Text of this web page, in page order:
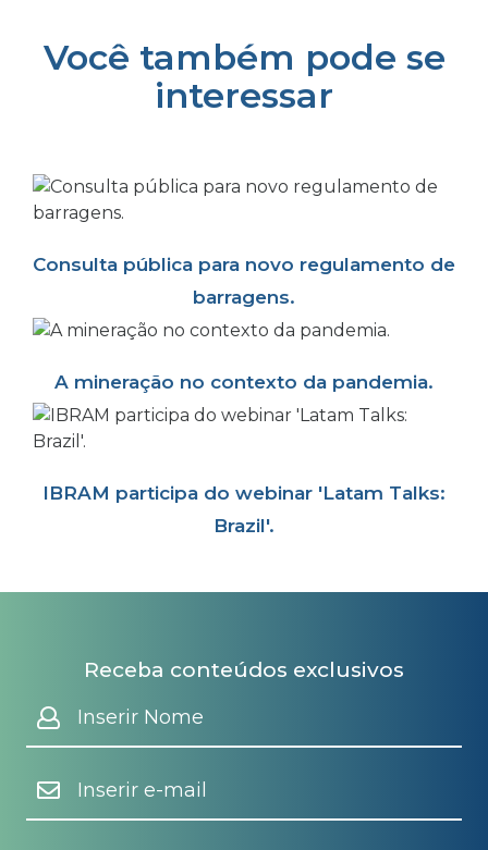
Você também pode se
interessar
Consulta pública para novo regulamento de
barragens.
A mineração no contexto da pandemia.
IBRAM participa do webinar 'Latam Talks:
Brazil'.
Receba conteúdos exclusivos